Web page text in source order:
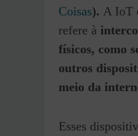
Coisas). A IoT
refere à
físicos, como
outros
meio da
Esses